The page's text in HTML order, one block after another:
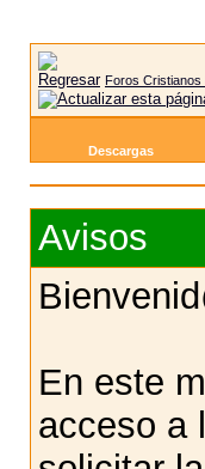
Foros Cristianos
Descargas
Avisos
En este
acceso a